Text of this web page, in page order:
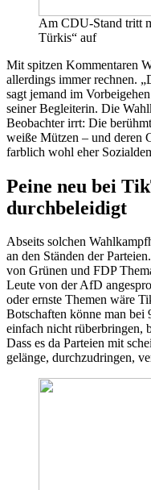
Am CDU-Stand tritt
Türkis“ auf
Mit spitzen Kommentaren
allerdings immer rechnen.
sagt jemand im
seiner Begleiterin. Die
Beobachter irrt: Die
weiße Mützen – und deren
farblich wohl eher
Peine neu bei
durchbeleidigt
Abseits solchen
an den Ständen der
von Grünen und FDP
Leute von der AfD
oder ernste Themen wäre
Botschaften könne man bei
einfach nicht rüberbringen,
Dass es da Parteien mit
gelänge, durchzudringen,